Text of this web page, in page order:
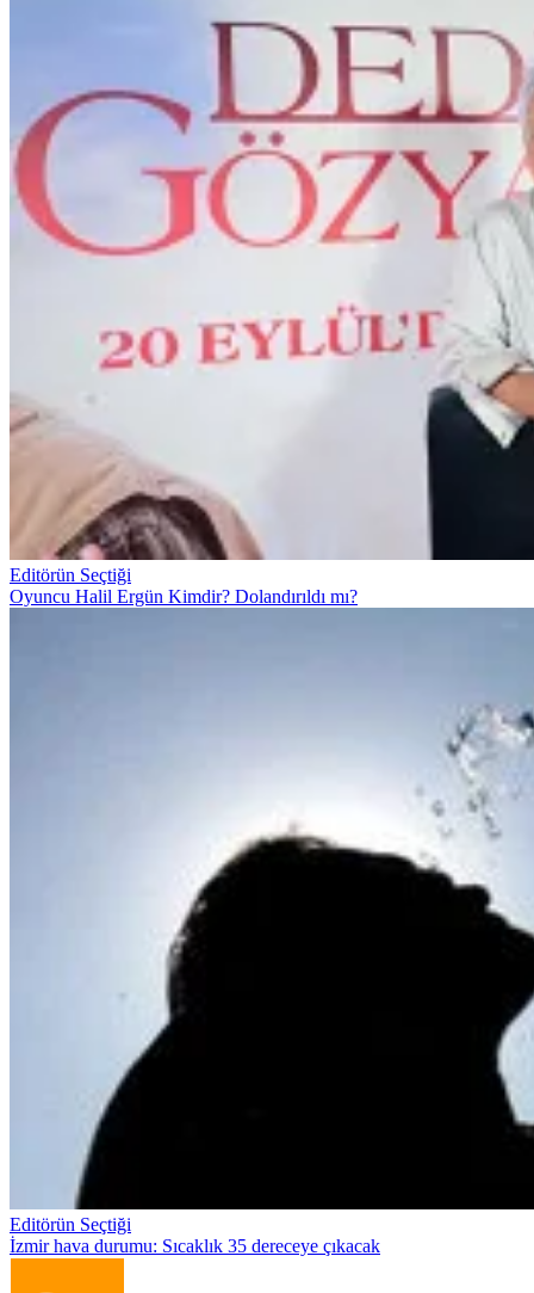
Editörün Seçtiği
Oyuncu Halil Ergün Kimdir? Dolandırıldı mı?
Editörün Seçtiği
İzmir hava durumu: Sıcaklık 35 dereceye çıkacak